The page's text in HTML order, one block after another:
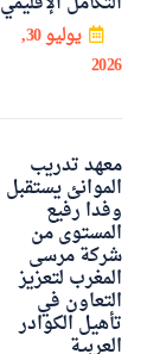
يوليو 30,
2026
معهد تدريب
الموانئ يستقبل
وفدا رفيع
المستوى من
شركة مرسى
المغرب لتعزيز
التعاون في
تأهيل الكوادر